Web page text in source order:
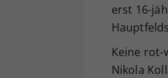
erst 16-
Keine rot-
Nikola